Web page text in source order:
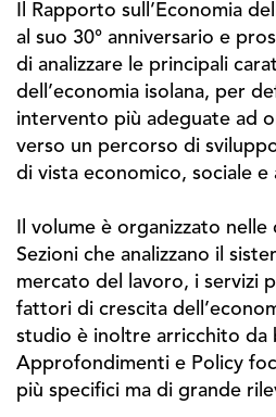
Il Rapporto sull’Economia
al suo 30° anniversario e
di analizzare le principali
dell’economia isolana, per
intervento più adeguate ad
verso un percorso di
di vista economico, sociale e
Il volume è organizzato
Sezioni che analizzano il
mercato del lavoro, i servizi
fattori di crescita
studio è inoltre arricchito da
Approfondimenti e Policy
più specifici ma di grande